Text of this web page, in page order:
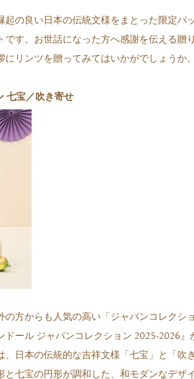
起の良い日本の伝統文様をまとった限定パ
です。お世話になった方へ感謝を伝える贈
リンツを贈ってみてはいかがでしょうか。
七宝／吹き寄せ
の方からも人気の高い「ジャパンコレク
ール ジャパンコレクション 2025-2026』
日本の伝統的な吉祥文様「七宝」と「吹
七宝の円形が調和した、和モダンなデザ